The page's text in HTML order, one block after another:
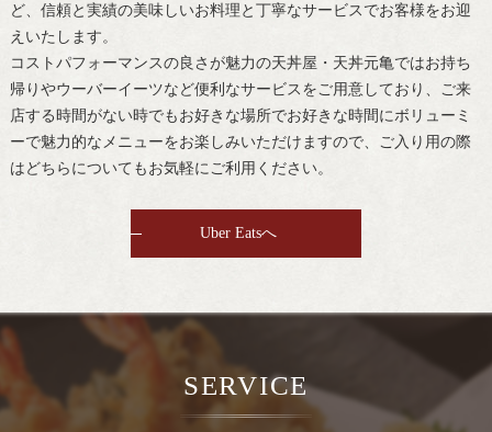
ど、信頼と実績の美味しいお料理と丁寧なサービスでお客様をお迎
えいたします。
コストパフォーマンスの良さが魅力の天丼屋・天丼元亀ではお持ち
帰りやウーバーイーツなど便利なサービスをご用意しており、ご来
店する時間がない時でもお好きな場所でお好きな時間にボリューミ
ーで魅力的なメニューをお楽しみいただけますので、ご入り用の際
はどちらについてもお気軽にご利用ください。
Uber Eatsへ
SERVICE